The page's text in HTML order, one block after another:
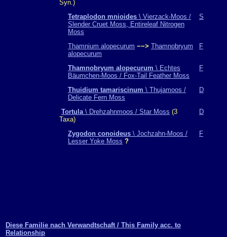
Syn.)
Tetraplodon mnioides \ Vierzack-Moos /
Slender Cruet Moss, Entireleaf Nitrogen
Moss
S
Thamnium alopecurum −−> Thamnobryum
alopecurum
F
Thamnobryum alopecurum \ Echtes
Bäumchen-Moos / Fox-Tail Feather Moss
F
Thuidium tamariscinum \ Thujamoos /
Delicate Fern Moss
D
Tortula\ Drehzahnmoos / Star Moss (3
Taxa)
D
Zygodon conoideus \ Jochzahn-Moos /
Lesser Yoke Moss ?
F
Diese Familie nach Verwandtschaft / This Family acc. to
Relationship